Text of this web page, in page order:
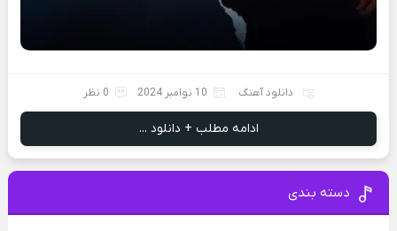
دانلود آهنگ 10 نوامبر 2024 0 نظر
ادامه مطلب + دانلود ...
دسته بندی